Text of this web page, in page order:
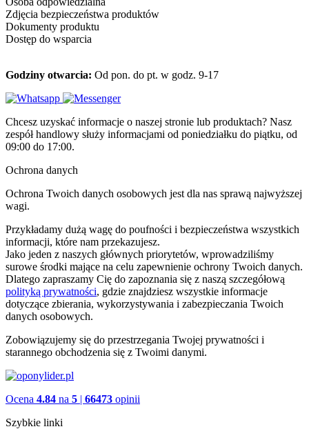
Zdjęcia bezpieczeństwa produktów
Dokumenty produktu
Dostęp do wsparcia
Godziny otwarcia: Od pon. do pt. w godz. 9-17
Chcesz uzyskać informacje o naszej stronie lub produktach? Nasz
zespół handlowy służy informacjami od poniedziałku do piątku, od
09:00 do 17:00.
Ochrona danych
Ochrona Twoich danych osobowych jest dla nas sprawą najwyższej
wagi.
Przykładamy dużą wagę do poufności i bezpieczeństwa wszystkich
informacji, które nam przekazujesz.
Jako jeden z naszych głównych priorytetów, wprowadziliśmy
surowe środki mające na celu zapewnienie ochrony Twoich danych.
Dlatego zapraszamy Cię do zapoznania się z naszą szczegółową
polityką prywatności, gdzie znajdziesz wszystkie informacje
dotyczące zbierania, wykorzystywania i zabezpieczania Twoich
danych osobowych.
Zobowiązujemy się do przestrzegania Twojej prywatności i
starannego obchodzenia się z Twoimi danymi.
Ocena 4.84 na 5 | 66473 opinii
Szybkie linki